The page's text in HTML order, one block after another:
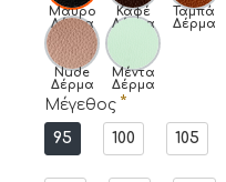
Μαύρο
Δέρμα
Καφέ
Δέρμα
Ταμπά
Δέρμα
Nude
Δέρμα
Μέντα
Δέρμα
Μέγεθος
95
100 105